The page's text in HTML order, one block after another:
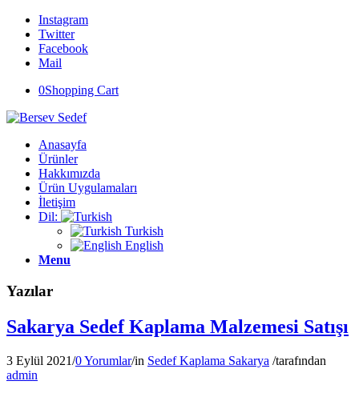
Instagram
Twitter
Facebook
Mail
0Shopping Cart
Anasayfa
Ürünler
Hakkımızda
Ürün Uygulamaları
İletişim
Dil:
Turkish
English
Menu
Yazılar
Sakarya Sedef Kaplama Malzemesi Satışı
3 Eylül 2021/0 Yorumlar/in Sedef Kaplama Sakarya /tarafından
admin